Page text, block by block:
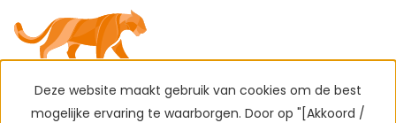
Deze website maakt gebruik van cookies om de best
mogelijke ervaring te waarborgen. Door op "[Akkoord /